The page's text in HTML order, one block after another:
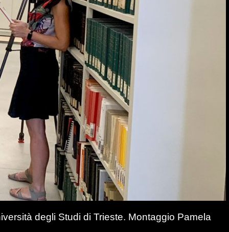
degli Studi di Trieste. Montaggio Pamela